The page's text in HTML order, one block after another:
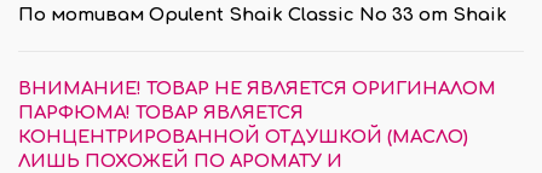
По мотивам Opulent Shaik Classic No 33 от Shaik
ВНИМАНИЕ! ТОВАР НЕ ЯВЛЯЕТСЯ ОРИГИНАЛОМ
ПАРФЮМА! ТОВАР ЯВЛЯЕТСЯ
КОНЦЕНТРИРОВАННОЙ ОТДУШКОЙ (МАСЛО)
ЛИШЬ ПОХОЖЕЙ ПО АРОМАТУ И